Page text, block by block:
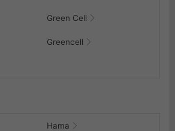
Green Cell
Greencell
Hama